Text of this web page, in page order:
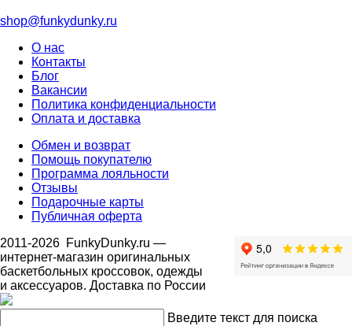
shop@funkydunky.ru
О нас
Контакты
Блог
Вакансии
Политика конфиденциальности
Оплата и доставка
Обмен и возврат
Помощь покупателю
Программа лояльности
Отзывы
Подарочные карты
Публичная оферта
2011-2026 FunkyDunky.ru —
интернет-магазин оригинальных
баскетбольных кроссовок, одежды
и аксессуаров. Доставка по России
Введите текст для поиска